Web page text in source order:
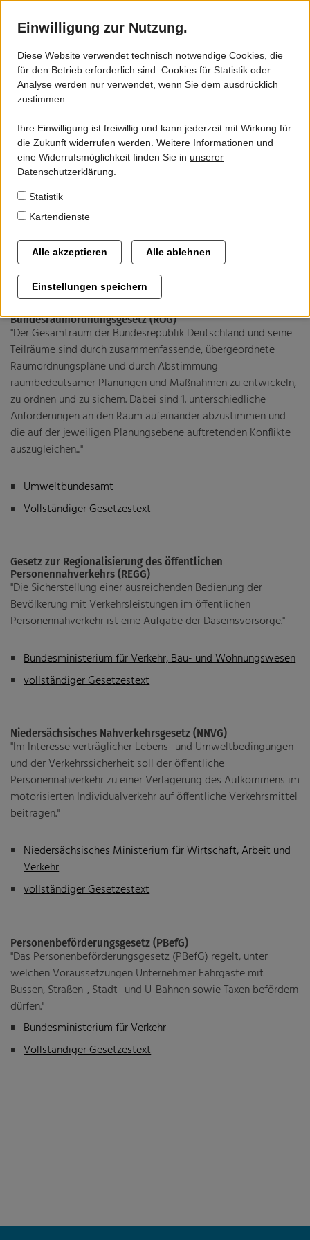
ZVSN - VSN
Gebiet
Gremien
Geschäftsstelle
Alternative Antriebsformen
Flexible Angebote im ÖPNV
Automatische Fahrgastzählung im ÖPNV des ZVSN-
Verbandsgebietes
Fachveranstaltung: Wohin geht die Reise? Perspektiven
des ÖPNV in bewegten Zeiten
Harz-nah-dran und HATIX
Landesbus 160
Mobilitätsmanagement
Nachtbusse
Verbandsordnung
Verbandsversammlung
Fahrgastbeirat
Gesetze
Veröffentlichungen
Gesetze
Bundesraumordnungsgesetz (ROG)
"Der Gesamtraum der Bundesrepublik Deutschland und seine
Teilräume sind durch zusammenfassende, übergeordnete
Raumordnungspläne und durch Abstimmung
raumbedeutsamer Planungen und Maßnahmen zu entwickeln,
zu ordnen und zu sichern. Dabei sind 1. unterschiedliche
Anforderungen an den Raum aufeinander abzustimmen und
die auf der jeweiligen Planungsebene auftretenden Konflikte
auszugleichen..."
Umweltbundesamt
Vollständiger Gesetzestext
Gesetz zur Regionalisierung des öffentlichen
Personennahverkehrs (REGG)
"Die Sicherstellung einer ausreichenden Bedienung der
Bevölkerung mit Verkehrsleistungen im öffentlichen
Personennahverkehr ist eine Aufgabe der Daseinsvorsorge."
Bundesministerium für Verkehr, Bau- und Wohnungswesen
vollständiger Gesetzestext
Niedersächsisches Nahverkehrsgesetz (NNVG)
"Im Interesse verträglicher Lebens- und Umweltbedingungen
und der Verkehrssicherheit soll der öffentliche
Personennahverkehr zu einer Verlagerung des Aufkommens im
motorisierten Individualverkehr auf öffentliche Verkehrsmittel
beitragen."
Niedersächsisches Ministerium für Wirtschaft, Arbeit und
Verkehr
vollständiger Gesetzestext
Personenbeförderungsgesetz (PBefG)
"Das Personenbeförderungsgesetz (PBefG) regelt, unter
welchen Voraussetzungen Unternehmer Fahrgäste mit
Bussen, Straßen-, Stadt- und U-Bahnen sowie Taxen befördern
dürfen."
Bundesministerium für Verkehr
Vollständiger Gesetzestext
Einwilligung zur Nutzung.
Diese Website verwendet technisch notwendige Cookies, die
für den Betrieb erforderlich sind. Cookies für Statistik oder
Analyse werden nur verwendet, wenn Sie dem ausdrücklich
zustimmen.
Ihre Einwilligung ist freiwillig und kann jederzeit mit Wirkung für
die Zukunft widerrufen werden. Weitere Informationen und
eine Widerrufsmöglichkeit finden Sie in unserer
Datenschutzerklärung
Statistik
Kartendienste
Alle akzeptieren Alle ablehnen
Einstellungen speichern